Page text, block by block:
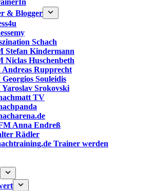
& Blogger
Schach
Stefan Kindermann
Niclas Huschenbeth
Rupprecht
Souleidis
Srokovski
TV
Anna Endreß
Rädler
Trainer werden